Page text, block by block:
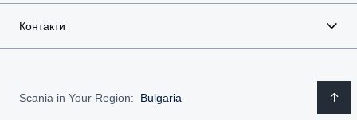
Контакти
Scania in Your Region: Bulgaria